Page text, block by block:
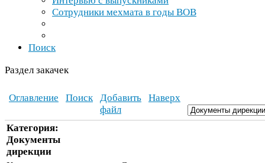
Сотрудники мехмата в годы ВОВ
Поиск
Раздел закачек
Оглавление Поиск
Добавить
файл
Наверх
Категория:
Документы
дирекции